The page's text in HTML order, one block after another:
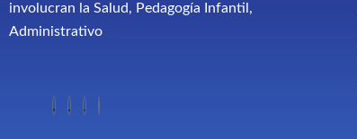
involucran la Salud, Pedagogía Infantil,
Administrativo